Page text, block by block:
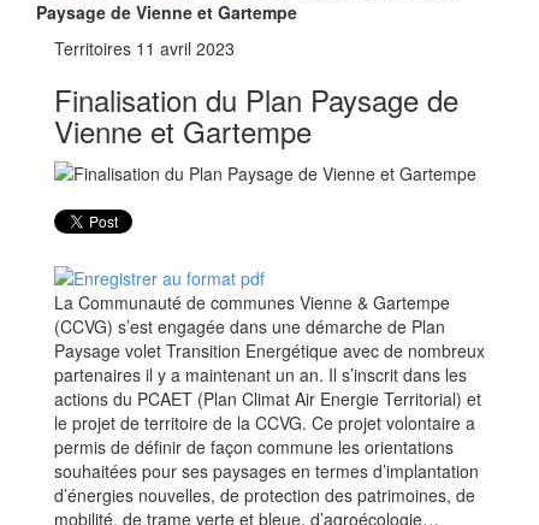
Paysage de Vienne et Gartempe
Territoires 11 avril 2023
Finalisation du Plan Paysage de
Vienne et Gartempe
La Communauté de communes Vienne & Gartempe
(CCVG) s’est engagée dans une démarche de Plan
Paysage volet Transition Energétique avec de nombreux
partenaires il y a maintenant un an. Il s’inscrit dans les
actions du PCAET (Plan Climat Air Energie Territorial) et
le projet de territoire de la CCVG. Ce projet volontaire a
permis de définir de façon commune les orientations
souhaitées pour ses paysages en termes d’implantation
d’énergies nouvelles, de protection des patrimoines, de
mobilité, de trame verte et bleue, d’agroécologie…